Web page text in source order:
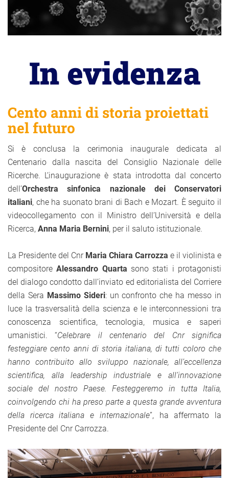
In evidenza
Cento anni di storia proiettati
nel futuro
Si è conclusa la cerimonia inaugurale dedicata al
Centenario dalla nascita del Consiglio Nazionale delle
Ricerche. L’inaugurazione è stata introdotta dal concerto
dell’Orchestra sinfonica nazionale dei Conservatori
italiani, che ha suonato brani di Bach e Mozart. È seguito il
videocollegamento con il Ministro dell’Università e della
Ricerca, Anna Maria Bernini, per il saluto istituzionale.
La Presidente del Cnr Maria Chiara Carrozza e il violinista e
compositoreAlessandro Quarta sono stati i protagonisti
del dialogo condotto dall’inviato ed editorialista del Corriere
della Sera Massimo Sideri: un confronto che ha messo in
luce la trasversalità della scienza e le interconnessioni tra
conoscenza scientifica, tecnologia, musica e saperi
umanistici. “Celebrare il centenario del Cnr significa
festeggiare cento anni di storia italiana, di tutti coloro che
hanno contribuito allo sviluppo nazionale, all’eccellenza
scientifica, alla leadership industriale e all’innovazione
sociale del nostro Paese. Festeggeremo in tutta Italia,
coinvolgendo chi ha preso parte a questa grande avventura
della ricerca italiana e internazionale”, ha affermato la
Presidente del Cnr Carrozza.